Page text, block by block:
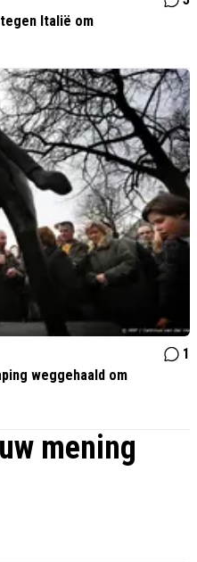
Italië om
1
weggehaald om
mening